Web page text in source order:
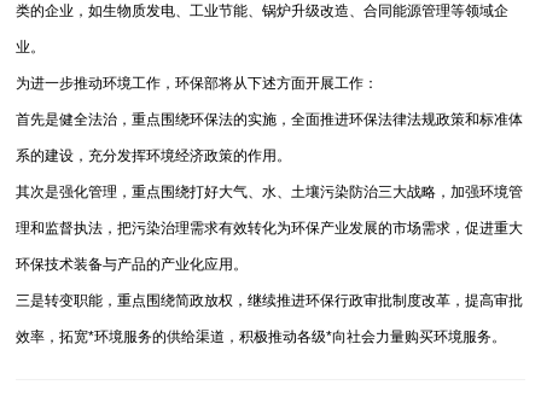
类的企业，如生物质发电、工业节能、锅炉升级改造、合同能源管理等领域企
业。
为进一步推动环境工作，环保部将从下述方面开展工作：
首先是健全法治，重点围绕环保法的实施，全面推进环保法律法规政策和标准体
系的建设，充分发挥环境经济政策的作用。
其次是强化管理，重点围绕打好大气、水、土壤污染防治三大战略，加强环境管
理和监督执法，把污染治理需求有效转化为环保产业发展的市场需求，促进重大
环保技术装备与产品的产业化应用。
三是转变职能，重点围绕简政放权，继续推进环保行政审批制度改革，提高审批
效率，拓宽*环境服务的供给渠道，积极推动各级*向社会力量购买环境服务。